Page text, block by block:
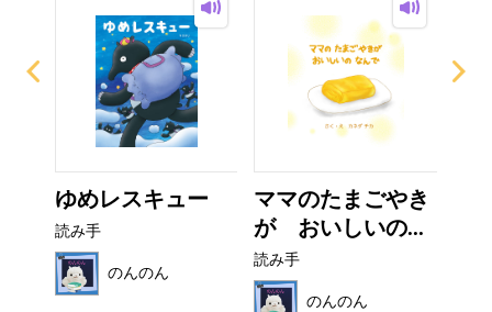
ゆめレスキュー
読み手
のんのん
ママのたまごやき
が おいしいの...
読み手
のんのん